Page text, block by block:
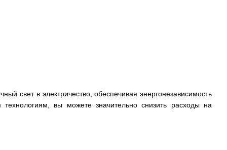
свет в электричество, обеспечивая энергонезависимость
вы можете значительно снизить расходы на